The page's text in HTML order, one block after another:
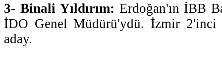
3- Binali Yıldırım: Erdoğan'ın İBB
İDO Genel Müdürü'ydü. İzmir 2'inci
aday.